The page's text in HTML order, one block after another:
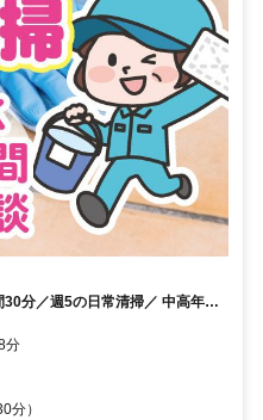
分／週5の日常清掃／ 中高年層
分
分）